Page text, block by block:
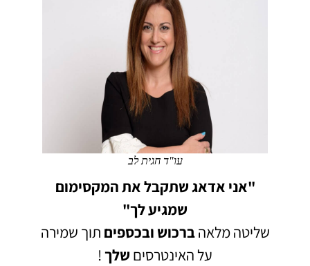
עו"ד חגית לב
"אני אדאג שתקבל את המקסימום
שמגיע לך"
שליטה מלאהברכוש ובכספים תוך שמירה
על האינטרסים שלך!